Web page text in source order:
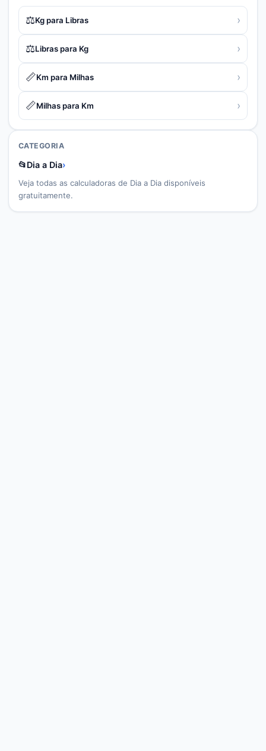
⚖️Kg para Libras ›
⚖️Libras para Kg ›
📏Km para Milhas ›
📏Milhas para Km ›
CATEGORIA
📂Dia a Dia›
Veja todas as calculadoras de Dia a Dia disponíveis
gratuitamente.